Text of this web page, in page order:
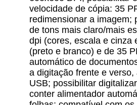
velocidade de cópia: 35
redimensionar a imagem;
de tons mais claro/mais
dpi (cores, escala e cinza
(preto e branco) e de 35
automático de
a digitação frente e
USB; possibilitar
conter alimentador